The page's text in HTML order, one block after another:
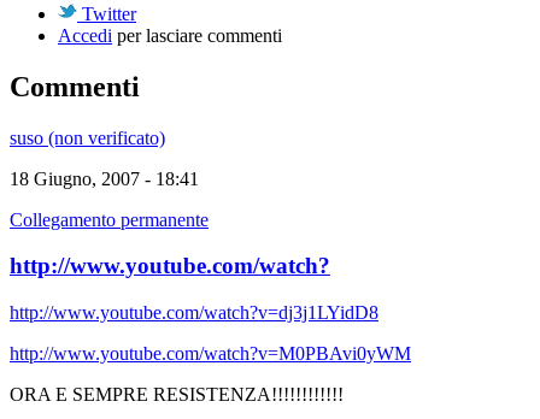
Twitter
Accedi per lasciare commenti
Commenti
suso (non verificato)
18 Giugno, 2007 - 18:41
Collegamento permanente
http://www.youtube.com/watch?
http://www.youtube.com/watch?v=dj3j1LYidD8
http://www.youtube.com/watch?v=M0PBAvi0yWM
ORA E SEMPRE RESISTENZA!!!!!!!!!!!!